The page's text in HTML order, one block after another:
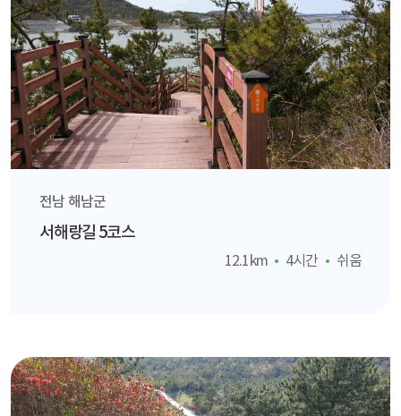
전남 해남군
서해랑길 5코스
12.1km 4시간 쉬움